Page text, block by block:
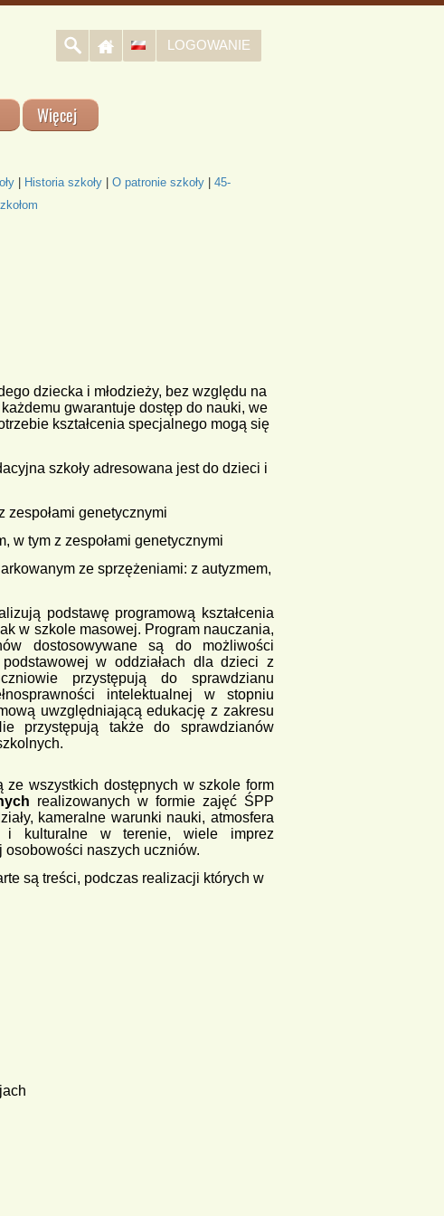
LOGOWANIE
Więcej
Historia szkoły O patronie szkoły
45-
dziecka i młodzieży, bez względu na
gwarantuje dostęp do nauki, we
kształcenia specjalnego mogą się
szkoły adresowana jest do dzieci i
zespołami genetycznymi
w tym z zespołami genetycznymi
ze sprzężeniami: z autyzmem,
podstawę programową kształcenia
w szkole masowej. Program nauczania,
dostosowywane są do możliwości
w oddziałach dla dzieci z
przystępują do sprawdzianu
intelektualnej w stopniu
uwzględniającą edukację z zakresu
przystępują także do sprawdzianów
wszystkich dostępnych w szkole form
realizowanych w formie zajęć ŚPP
kameralne warunki nauki, atmosfera
i kulturalne w terenie, wiele imprez
osobowości naszych uczniów.
są treści, podczas realizacji których w